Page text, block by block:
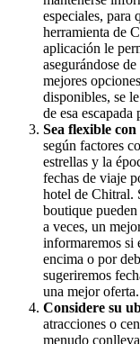
especiales, para
herramienta de
aplicación le
asegurándose
mejores
disponibles, se
de esa escapada
Sea flexible con
según factores
estrellas y la
fechas de viaje
hotel de Chitral.
boutique
a veces, un
informaremos si
encima o por
sugeriremos
una mejor oferta.
Considere su
atracciones o
menudo